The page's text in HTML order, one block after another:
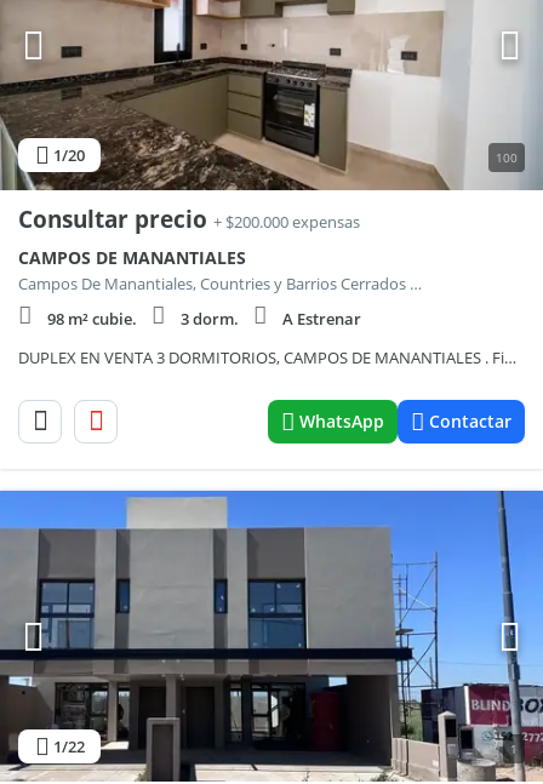
1/20 100
Consultar precio + $200.000 expensas
CAMPOS DE MANANTIALES
Campos De Manantiales, Countries y Barrios Cerrados en Cordoba Capital
98 m² cubie.
3 dorm.
A Estrenar
DUPLEX EN VENTA 3 DORMITORIOS, CAMPOS DE MANANTIALES . Financiado
WhatsApp Contactar
1/22 1